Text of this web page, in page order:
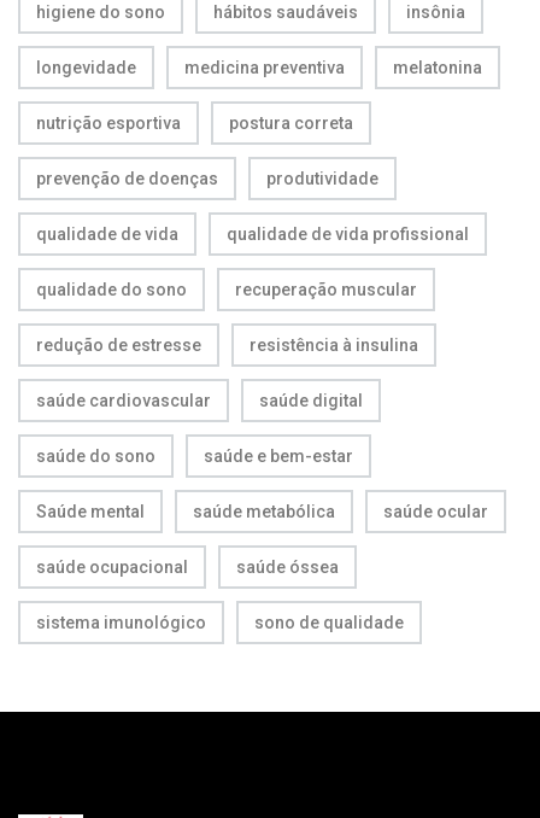
higiene do sono hábitos saudáveis insônia
longevidade medicina preventiva melatonina
nutrição esportiva postura correta
prevenção de doenças produtividade
qualidade de vida qualidade de vida profissional
qualidade do sono recuperação muscular
redução de estresse resistência à insulina
saúde cardiovascular saúde digital
saúde do sono saúde e bem-estar
Saúde mental saúde metabólica saúde ocular
saúde ocupacional saúde óssea
sistema imunológico sono de qualidade